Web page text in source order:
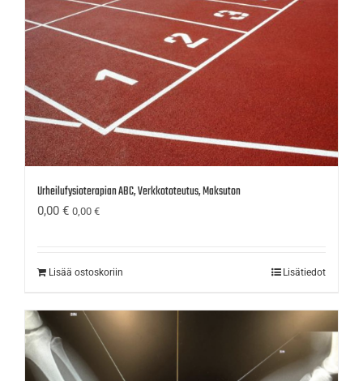
Urheilufysioterapian ABC, Verkkototeutus, Maksuton
0,00 € 0,00 €
Lisää ostoskoriin Lisätiedot